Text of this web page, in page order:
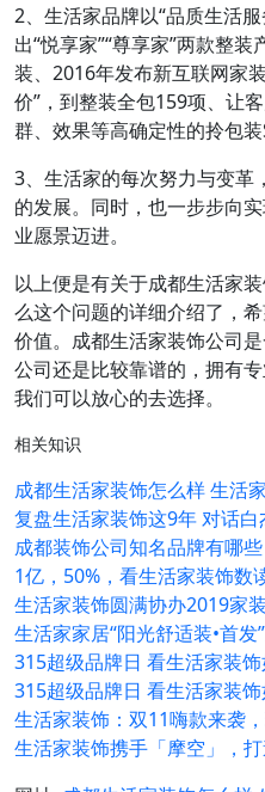
2、生活家品牌以“品质生活
出“悦享家”“尊享家”两款整
装、2016年发布新互联网家
价”，到整装全包159项、让
群、效果等高确定性的拎包
3、生活家的每次努力与变革
的发展。同时，也一步步向
业愿景迈进。
以上便是有关于成都生活家
么这个问题的详细介绍了，
价值。成都生活家装饰公司
公司还是比较靠谱的，拥有
我们可以放心的去选择。
相关知识
成都生活家装饰怎么样 生活
复盘生活家装饰这9年 对话白
成都装饰公司知名品牌有哪
1亿，50%，看生活家装饰数
生活家装饰圆满协办2019家
生活家家居“阳光舒适装•首
315超级品牌日 看生活家装
315超级品牌日 看生活家装
生活家装饰：双11嗨款来袭
生活家装饰携手「摩空」，